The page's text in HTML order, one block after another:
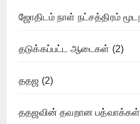
ஜோதிடம் நாள் நட்சத்திரம்
தடுக்கப்பட்ட ஆடைகள் (2)
ததஜ (2)
ததஜவின் தவறான பத்வாக்கள்